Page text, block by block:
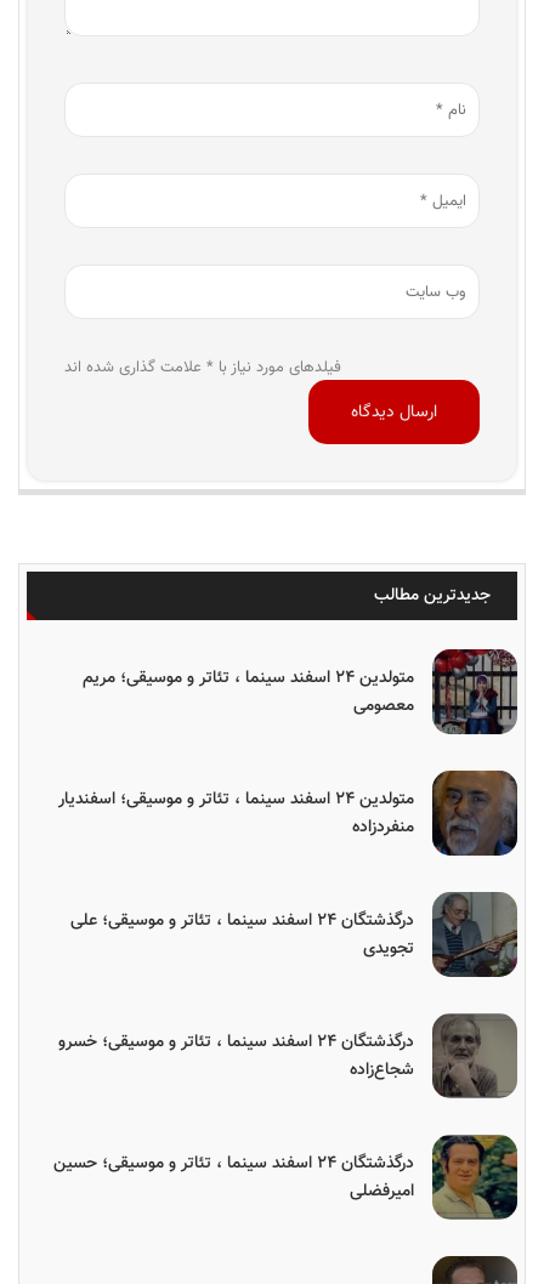
فیلدهای مورد نیاز با * علامت گذاری شده اند
جدیدترین مطالب
متولدین ۲۴ اسفند سینما ، تئاتر و موسیقی؛ مریم
معصومی
متولدین ۲۴ اسفند سینما ، تئاتر و موسیقی؛ اسفندیار
منفردزاده
درگذشتگان ۲۴ اسفند سینما ، تئاتر و موسیقی؛ علی
تجویدی
درگذشتگان ۲۴ اسفند سینما ، تئاتر و موسیقی؛ خسرو
شجاع‌زاده
درگذشتگان ۲۴ اسفند سینما ، تئاتر و موسیقی؛ حسین
امیرفضلی